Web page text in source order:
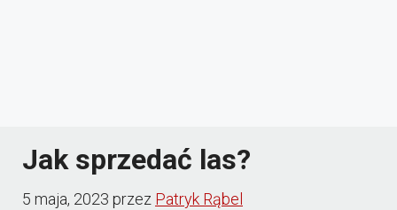
Jak sprzedać las?
5 maja, 2023 przez Patryk Rąbel